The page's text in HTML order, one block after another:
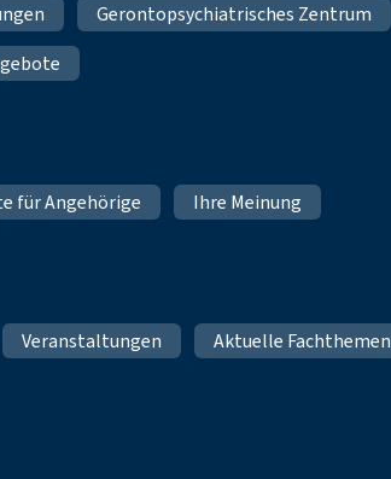
Gerontopsychiatrisches Zentrum
für Angehörige Ihre Meinung
Veranstaltungen Aktuelle Fachthemen